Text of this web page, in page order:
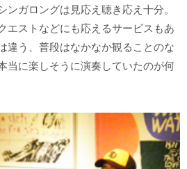
ンガロングは見応え聴き応え十分。
エストなどにも応えるサービスもあ
違う、普段はなかなか観ることのな
当に楽しそうに演奏していたのが何